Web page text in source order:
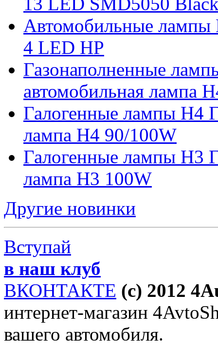
Автомобильные лампы
4 LED HP
Газонаполненные
автомобильная лампа
Галогенные лампы H4
лампа H4 90/100W
Галогенные лампы H3
лампа H3 100W
Другие новинки
Вступай
в наш клуб
ВКОНТАКТЕ (c) 2012
интернет-магазин
вашего автомобиля.